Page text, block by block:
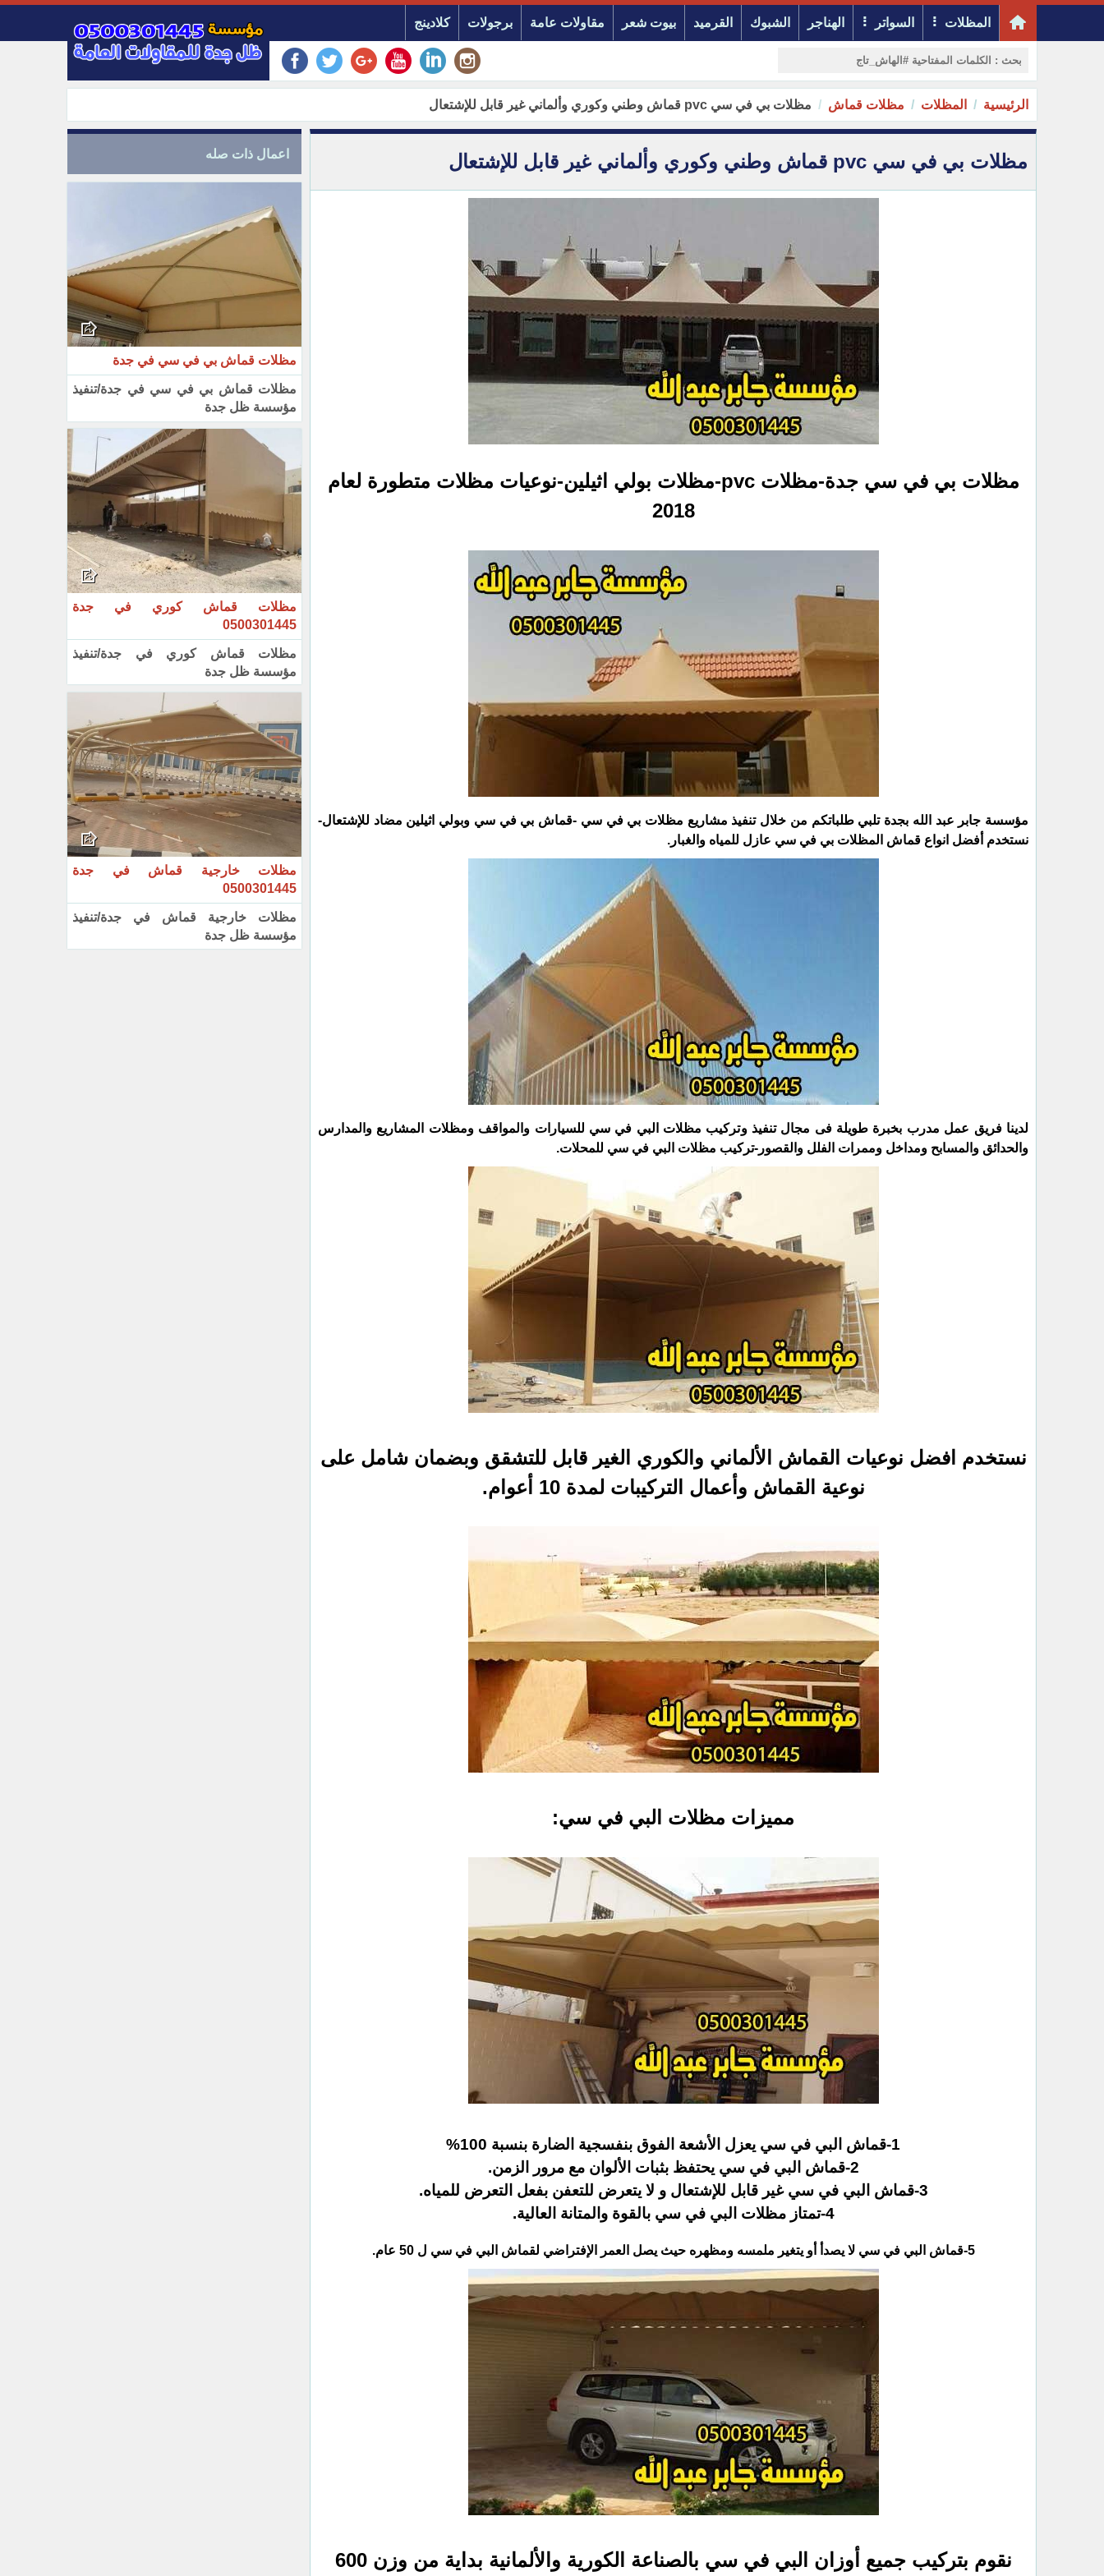
المظلات السواتر الهناجر الشبوك القرميد بيوت شعر مقاولات عامة برجولات كلادينج
الرئيسية المظلات مظلات قماش مظلات بي في سي pvc قماش وطني وكوري وألماني غير قابل للإشتعال
مظلات بي في سي pvc قماش وطني وكوري وألماني غير قابل للإشتعال
مظلات بي في سي جدة-مظلات pvc-مظلات بولي اثيلين-نوعيات مظلات متطورة لعام
2018
مؤسسة جابر عبد الله بجدة تلبي طلباتكم من خلال تنفيذ مشاريع مظلات بي في سي -قماش بي في سي وبولي اثيلين مضاد للإشتعال-
نستخدم أفضل انواع قماش المظلات بي في سي عازل للمياه والغبار.
لدينا فريق عمل مدرب بخبرة طويلة فى مجال تنفيذ وتركيب مظلات البي في سي للسيارات والمواقف ومظلات المشاريع والمدارس
والحدائق والمسابح ومداخل وممرات الفلل والقصور-تركيب مظلات البي في سي للمحلات.
نستخدم افضل نوعيات القماش الألماني والكوري الغير قابل للتشقق وبضمان شامل على
نوعية القماش وأعمال التركيبات لمدة 10 أعوام.
مميزات مظلات البي في سي:
1-قماش البي في سي يعزل الأشعة الفوق بنفسجية الضارة بنسبة 100%
2-قماش البي في سي يحتفظ بثبات الألوان مع مرور الزمن.
3-قماش البي في سي غير قابل للإشتعال و لا يتعرض للتعفن بفعل التعرض للمياه.
4-تمتاز مظلات البي في سي بالقوة والمتانة العالية.
5-قماش البي في سي لا يصدأ أو يتغير ملمسه ومظهره حيث يصل العمر الإفتراضي لقماش البي في سي ل 50 عام.
نقوم بتركيب جميع أوزان البي في سي بالصناعة الكورية والألمانية بداية من وزن 600
اعمال ذات صله
مظلات قماش بي في سي في جدة
مظلات قماش بي في سي في جدة/تنفيذ
مؤسسة ظل جدة
مظلات قماش كوري في جدة
0500301445
مظلات قماش كوري في جدة/تنفيذ
مؤسسة ظل جدة
مظلات خارجية قماش في جدة
0500301445
مظلات خارجية قماش في جدة/تنفيذ
مؤسسة ظل جدة